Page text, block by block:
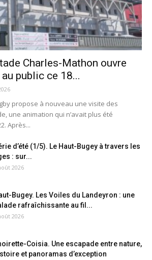
Charles-Mathon ouvre
public ce 18...
propose à nouveau une visite des
une animation qui n’avait plus été
Après...
d’été (1/5). Le Haut-Bugey à travers les
: sur...
2026
Bugey. Les Voiles du Landeyron : une
rafraîchissante au fil...
2026
Coisia. Une escapade entre nature,
et panoramas d’exception